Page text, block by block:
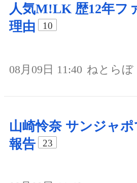
人気M!LK 歴12年フ
理由
10
08月09日 11:40 ねとらぼ
山崎怜奈 サンジャ
報告
23